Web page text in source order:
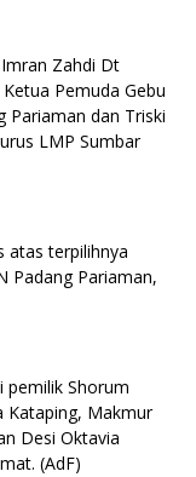
Zahdi Dt
Pemuda Gebu
Pariaman dan Triski
LMP Sumbar
atas terpilihnya
Padang Pariaman,
pemilik Shorum
Kataping, Makmur
Desi Oktavia
(AdF)